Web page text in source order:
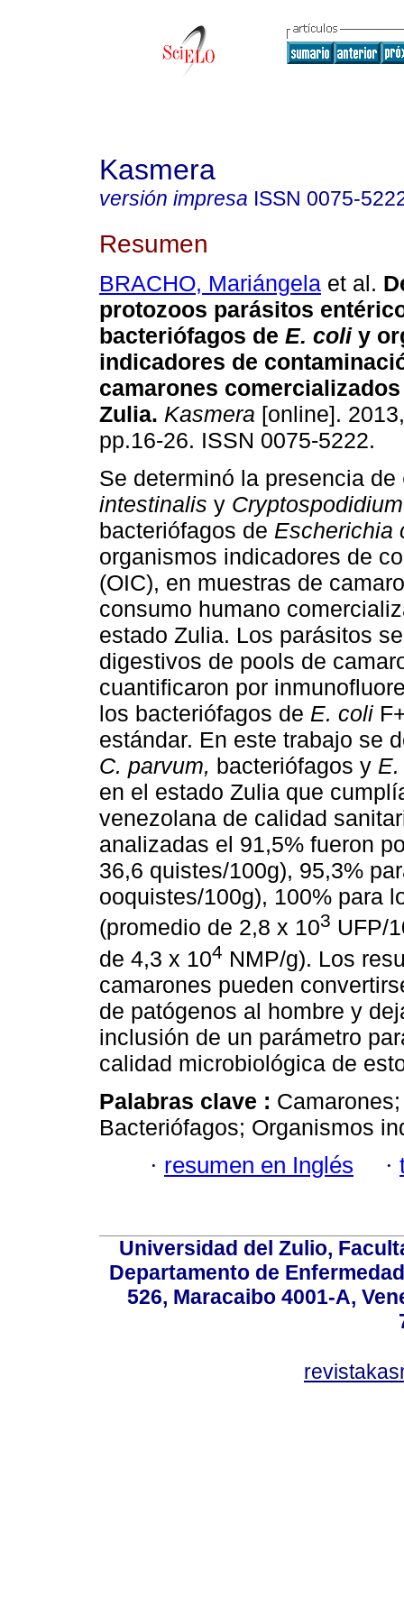
Kasmera
versión impresa ISSN 0075-
Resumen
BRACHO, Mariángela et al.
protozoos parásitos
bacteriófagos de E. coliy
indicadores de
camarones
Zulia. Kasmera [online].
pp.16-26. ISSN 0075-5222.
Se determinó la presencia de
intestinalis y
bacteriófagos de Escherichia
organismos indicadores de
(OIC), en muestras de
consumo humano
estado Zulia. Los parásitos
digestivos de pools de
cuantificaron por
los bacteriófagos de E. coli
estándar. En este trabajo se
C. parvum, bacteriófagos y
en el estado Zulia que
venezolana de calidad
analizadas el 91,5% fueron
36,6 quistes/100g), 95,3%
ooquistes/100g), 100% para
(promedio de 2,8 x 103 UFP/
de 4,3 x 104 NMP/g). Los
camarones pueden
de patógenos al hombre y
inclusión de un parámetro
calidad microbiológica de
Palabras clave :
Bacteriófagos; Organismos
· resumen en Inglés ·
Universidad del Zulio,
Departamento de
526, Maracaibo 4001-A,